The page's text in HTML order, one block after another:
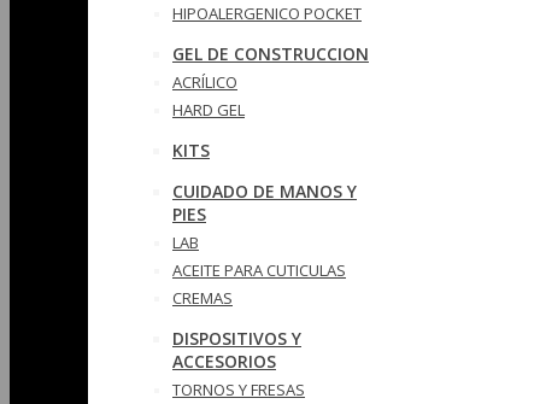
HIPOALERGENICO POCKET
GEL DE CONSTRUCCION
ACRÍLICO
HARD GEL
KITS
CUIDADO DE MANOS Y
PIES
LAB
ACEITE PARA CUTICULAS
CREMAS
DISPOSITIVOS Y
ACCESORIOS
TORNOS Y FRESAS